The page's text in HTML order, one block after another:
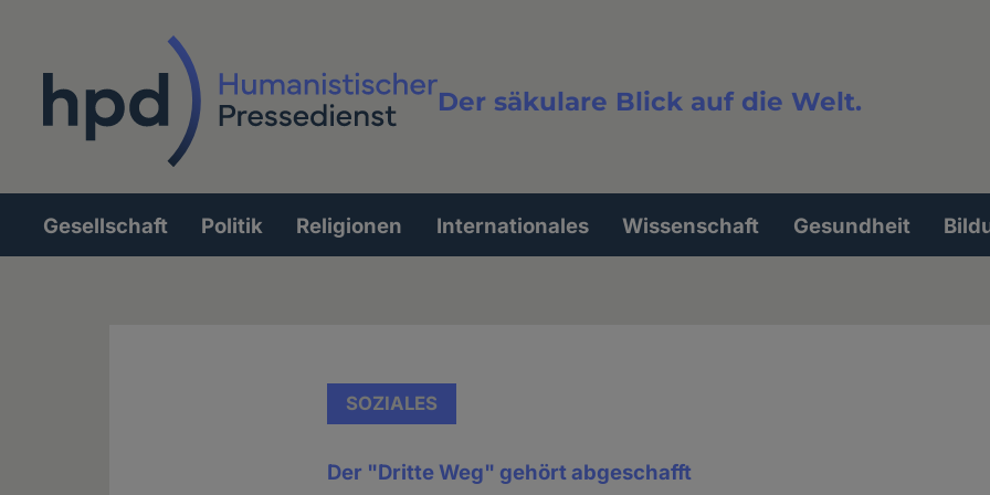
Der säkulare Blick auf die Welt.
Volltextsuche
Hauptnavigation
Gesellschaft Politik Religionen Internationales Wissenschaft Gesundheit
SOZIALES
Der "Dritte Weg" gehört abgeschafft